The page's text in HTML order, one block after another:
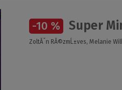
-10 % Super
ZoltĂˇn RĂ©zmĹ±ves, Melanie